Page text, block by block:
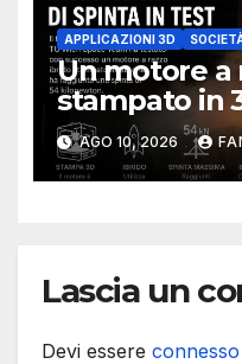
APPLICAZIONI 3D
Un motore a
stampato in
della
AGO 10, 2026
Lascia un
Devi essere connesso